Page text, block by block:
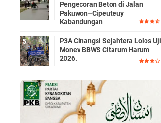
Pengecoran Beton di Jalan
Pakuwon–Cipeuteuy
Kabandungan
P3A Cinangsi Sejahtera Lolos Uji
Monev BBWS Citarum Harum
2026.